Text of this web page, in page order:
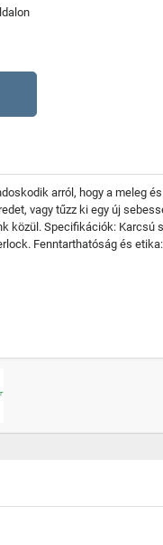
arról, hogy a meleg
vagy tűzz ki egy új
közül. Specifikációk: Karcsú
Fenntarthatóság és